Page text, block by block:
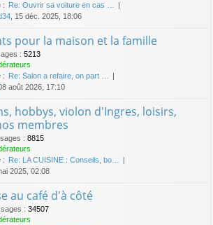
:
Re: Ouvrir sa voiture en cas …
, 15 déc. 2025, 18:06
pour la maison et la famille
: 5213
:
Re: Salon a refaire, on part …
08 août 2026, 17:10
hobbys, violon d'Ingres, loisirs,
membres
: 8815
:
Re: LA CUISINE : Conseils, bo…
2025, 02:08
au café d'à côté
: 34507